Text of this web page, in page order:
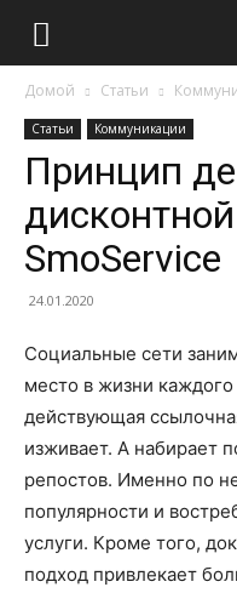
Домой Статьи
Статьи Коммуникации
Принцип
SmoService
24.01.2020
Социальные сети
место в жизни
действующая
изживает. А набирает
репостов. Именно по
популярности и
услуги. Кроме того,
подход привлекает